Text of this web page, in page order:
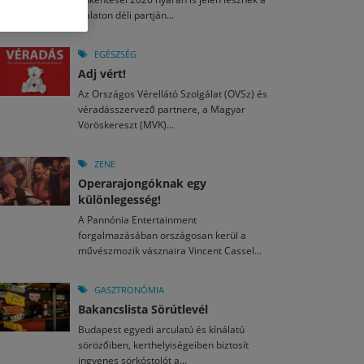
2026. JÚL. 15.
nézők 10 kedvenc filmje 2026 első félévében
2026. JÚL. 3.
án hozzánk is megérkezik a Rocktábor
2026. JÚL. 28.
Fesztivál 2026
2026. JÚL. 26.
egy mese: 30 napos mesekihívást indít a Libri
2026. MÁJ. 11.
László kapta az Artisjus Irodalmi Nagydíjat
Balaton déli partján...
EGÉSZSÉG
Adj vért!
Az Országos Vérellátó Szolgálat (OVSz) és
véradásszervező partnere, a Magyar
Vöröskereszt (MVK)...
ZENE
Operarajongóknak egy
különlegesség!
A Pannónia Entertainment
forgalmazásában országosan kerül a
művészmozik vásznaira Vincent Cassel...
GASZTRONÓMIA
Bakancslista Sörútlevél
Budapest egyedi arculatú és kínálatú
sörözőiben, kerthelyiségeiben biztosít
ingyenes sörkóstolót a...